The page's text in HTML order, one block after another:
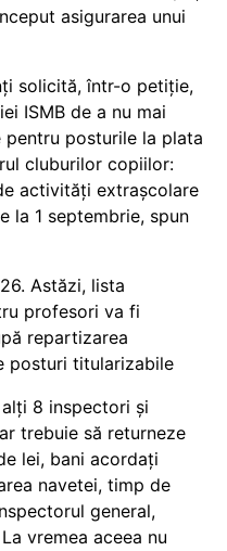
asigurarea unui
solicită, într-o petiție,
ISMB de a nu mai
pentru posturile la plata
cluburilor copiilor:
activități extrașcolare
la 1 septembrie, spun
Astăzi, lista
profesori va fi
repartizarea
posturi titularizabile
8 inspectori și
trebuie să returneze
lei, bani acordați
navetei, timp de
general,
vremea aceea nu